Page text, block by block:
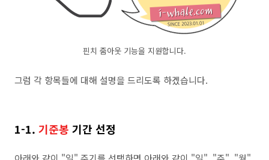
핀치 줌아웃 기능을 지원합니다.
그럼 각 항목들에 대해 설명을 드리도록 하겠습니다.
1-1. 기준봉 기간 선정